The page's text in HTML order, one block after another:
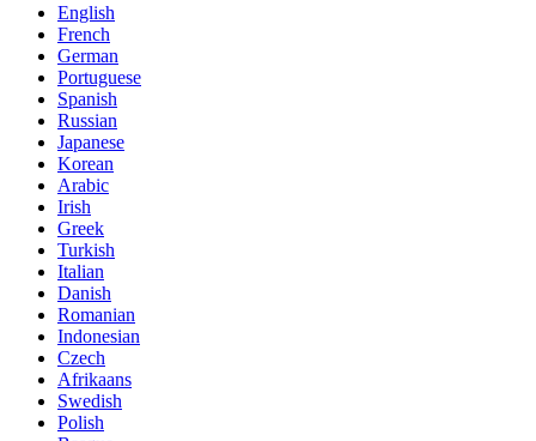
English
French
German
Portuguese
Spanish
Russian
Japanese
Korean
Arabic
Irish
Greek
Turkish
Italian
Danish
Romanian
Indonesian
Czech
Afrikaans
Swedish
Polish